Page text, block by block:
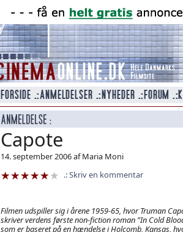
Capote
14. september 2006 af Maria Moni
Skriv en kommentar
Filmen udspiller sig i årene 1959-65, hvor Truman
skriver verdens første non-fiction roman ”In Cold
som er baseret på en hændelse i Holcomb, Kansas,